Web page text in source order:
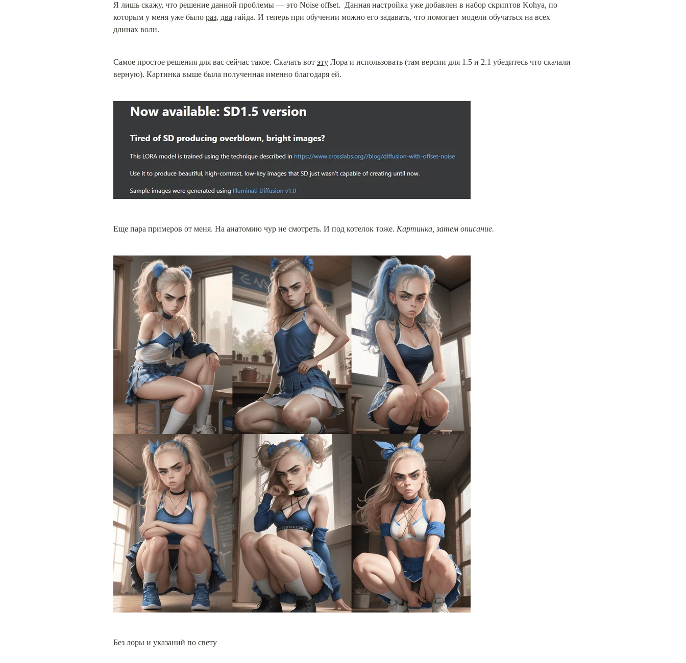
Я лишь скажу, что решение данной проблемы — это Noise offset.  Данная настройка уже добавлен в набор скриптов Kohya, по
которым у меня уже было раз, два гайда. И теперь при обучении можно его задавать, что помогает модели обучаться на всех
длинах волн.
Самое простое решения для вас сейчас такое. Скачать вот эту Лора и использовать (там версии для 1.5 и 2.1 убедитесь что скачали
верную). Картинка выше была полученная именно благодаря ей.
Еще пара примеров от меня. На анатомию чур не смотреть. И под котелок тоже. Картинка, затем описание.
Без лоры и указаний по свету